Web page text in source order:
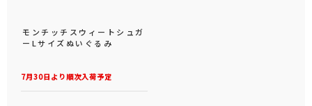
7月30日より順次入荷予定
モンチッチスウィートシュガ
ーLサイズぬいぐるみ